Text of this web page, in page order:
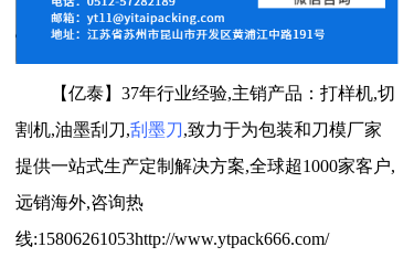
【亿泰】37年行业经验,主销产品：打样机,切
割机,油墨刮刀,刮墨刀,致力于为包装和刀模厂家
提供一站式生产定制解决方案,全球超1000家客户,
远销海外,咨询热
线:15806261053http://www.ytpack666.com/